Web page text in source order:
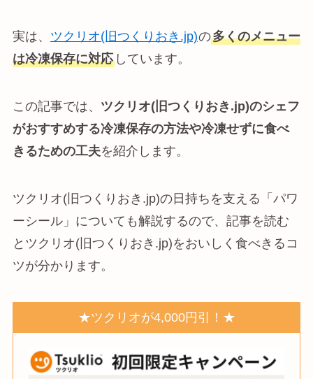
実は、 ツクリオ(旧つくりおき.jp)の多くのメニュー
は冷凍保存に対応しています。
この記事では、 ツクリオ(旧つくりおき.jp)のシェフ
がおすすめする冷凍保存の方法や冷凍せずに食べ
きるための工夫を紹介します。
ツクリオ(旧つくりおき.jp)の日持ちを支える「パワ
ーシール」についても解説するので、記事を読む
とツクリオ(旧つくりおき.jp)をおいしく食べきるコ
ツが分かります。
★ツクリオが4,000円引！★